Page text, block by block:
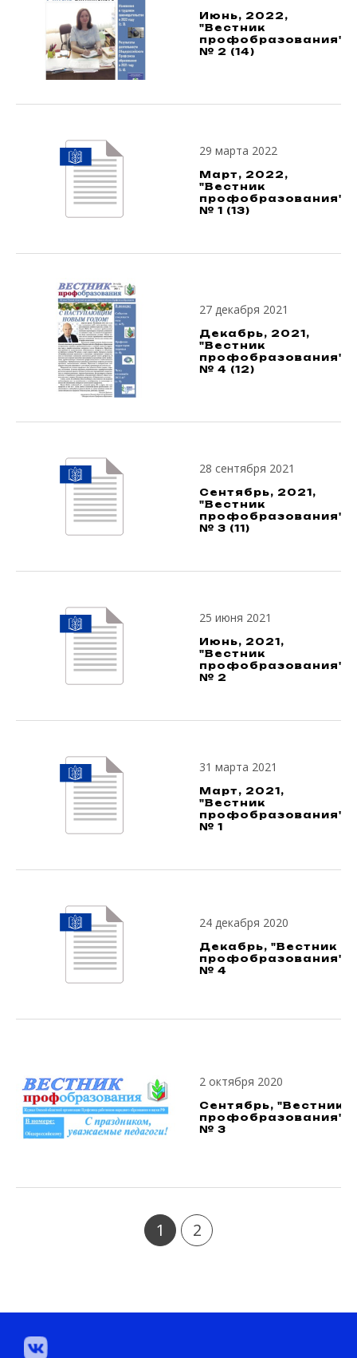
Июнь, 2022,
"Вестник
профобразования",
№ 2 (14)
29 марта 2022
Март, 2022,
"Вестник
профобразования",
№ 1 (13)
27 декабря 2021
Декабрь, 2021,
"Вестник
профобразования",
№ 4 (12)
28 сентября 2021
Сентябрь, 2021,
"Вестник
профобразования",
№ 3 (11)
25 июня 2021
Июнь, 2021,
"Вестник
профобразования",
№ 2
31 марта 2021
Март, 2021,
"Вестник
профобразования",
№ 1
24 декабря 2020
Декабрь, "Вестник
профобразования",
№ 4
2 октября 2020
Сентябрь, "Вестник
профобразования",
№ 3
1 2